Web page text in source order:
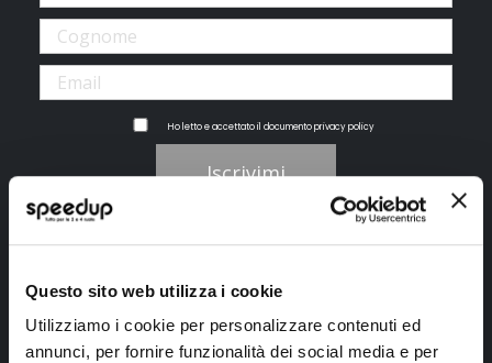
Questo sito web utilizza i cookie
Utilizziamo i cookie per personalizzare contenuti ed
annunci, per fornire funzionalità dei social media e per
Ho letto e accettato il documentoprivacy policy
Iscrivimi